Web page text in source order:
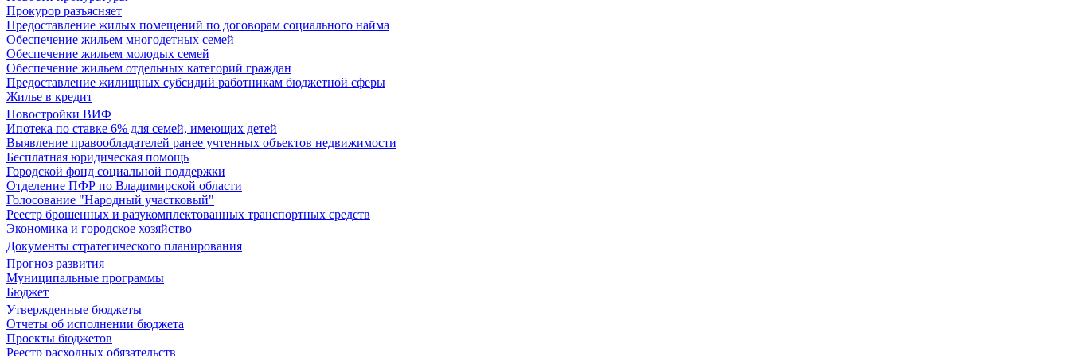
Прокурор разъясняет
Предоставление жилых помещений по договорам социального найма
Обеспечение жильем многодетных семей
Обеспечение жильем молодых семей
Обеспечение жильем отдельных категорий граждан
Предоставление жилищных субсидий работникам бюджетной сферы
Жилье в кредит
Новостройки ВИФ
Ипотека по ставке 6% для семей, имеющих детей
Выявление правообладателей ранее учтенных объектов недвижимости
Бесплатная юридическая помощь
Городской фонд социальной поддержки
Отделение ПФР по Владимирской области
Голосование "Народный участковый"
Реестр брошенных и разукомплектованных транспортных средств
Экономика и городское хозяйство
Документы стратегического планирования
Прогноз развития
Муниципальные программы
Бюджет
Утвержденные бюджеты
Отчеты об исполнении бюджета
Проекты бюджетов
Реестр расходных обязательств